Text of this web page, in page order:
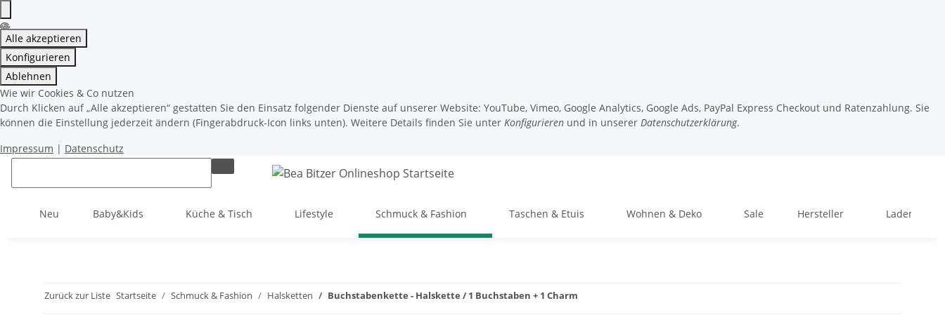
Alle akzeptieren
Konfigurieren
Ablehnen
Wie wir Cookies & Co nutzen
Durch Klicken auf „Alle akzeptieren“ gestatten Sie den Einsatz folgender Dienste auf unserer Website: YouTube, Vimeo, Google Analytics, Google Ads, PayPal Express Checkout und Ratenzahlung. Sie
können die Einstellung jederzeit ändern (Fingerabdruck-Icon links unten). Weitere Details finden Sie unter Konfigurieren und in unserer Datenschutzerklärung.
Impressum | Datenschutz
Neu Baby&Kids Küche & Tisch Lifestyle Schmuck & Fashion Taschen & Etuis Wohnen & Deko Sale Hersteller
Zurück zur Liste Startseite Schmuck & Fashion Halsketten Buchstabenkette - Halskette / 1 Buchstaben + 1 Charm